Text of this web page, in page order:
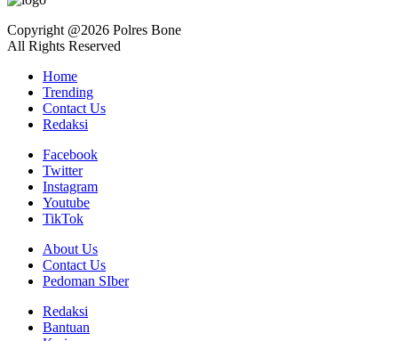
Copyright @2026 Polres Bone
All Rights Reserved
Home
Trending
Contact Us
Redaksi
Facebook
Twitter
Instagram
Youtube
TikTok
About Us
Contact Us
Pedoman SIber
Redaksi
Bantuan